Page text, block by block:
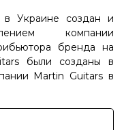
в Украине создан и
компании
бренда на
были созданы в
Martin Guitars в